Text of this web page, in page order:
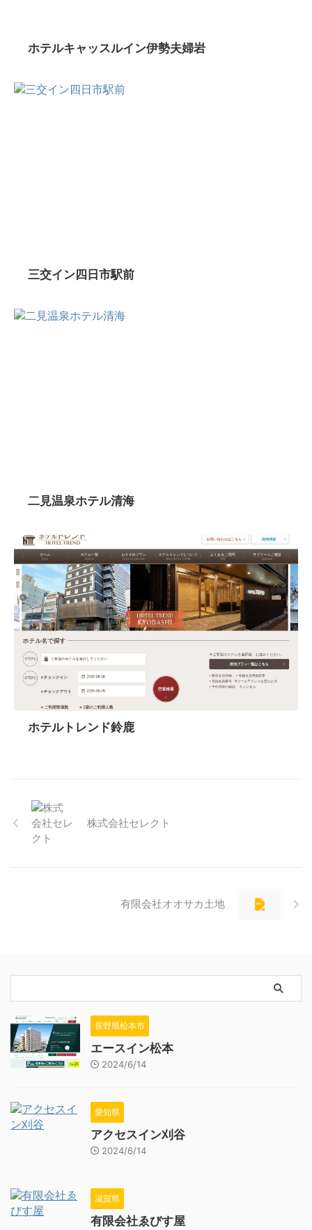
ホテルキャッスルイン伊勢夫婦岩
三交イン四日市駅前
二見温泉ホテル清海
ホテルトレンド鈴鹿
株式会社セレクト
有限会社オオサカ土地
長野県松本市
エースイン松本
2024/6/14
愛知県
アクセスイン刈谷
2024/6/14
滋賀県
有限会社ゑびす屋